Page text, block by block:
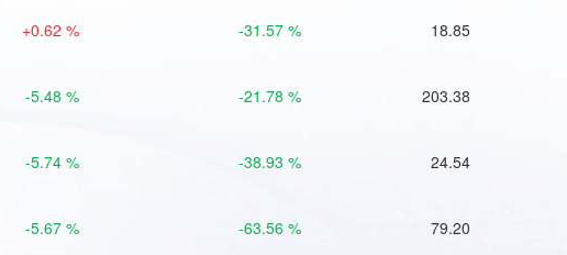
+0.62 % -31.57 % 18.85
-5.48 % -21.78 % 203.38
-5.74 % -38.93 % 24.54
-5.67 % -63.56 % 79.20